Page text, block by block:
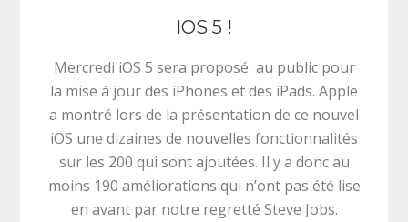
IOS 5 !
Mercredi iOS 5 sera proposé au public pour
la mise à jour des iPhones et des iPads. Apple
a montré lors de la présentation de ce nouvel
iOS une dizaines de nouvelles fonctionnalités
sur les 200 qui sont ajoutées. Il y a donc au
moins 190 améliorations qui n’ont pas été lise
en avant par notre regretté Steve Jobs.